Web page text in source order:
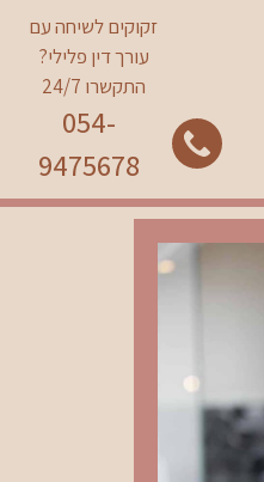
זקוקים לשיחה עם
עורך דין פלילי?
התקשרו 24/7
054-
9475678